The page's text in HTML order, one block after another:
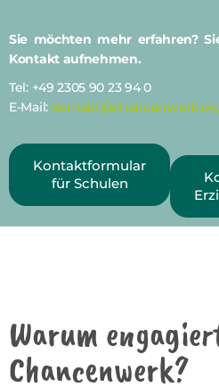
Sie möchten mehr erfahren?
Kontakt aufnehmen.
Tel: +49 2305 90 23 94 0
E-Mail:
Kontaktformular
für Schulen
Warum
Chancenwerk?